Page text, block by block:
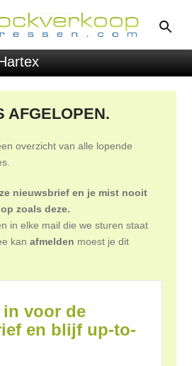
AFGELOPEN.
overzicht van alle lopende
nieuwsbrief en je mist nooit
zoals deze.
in elke mail die we sturen staat
kanafmelden moest je dit
voor de
en blijf up-to-